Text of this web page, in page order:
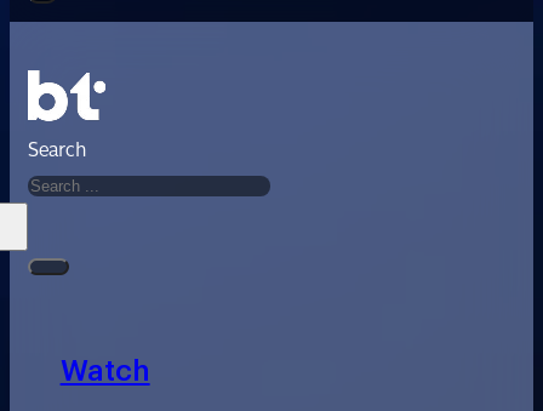
Search
Watch